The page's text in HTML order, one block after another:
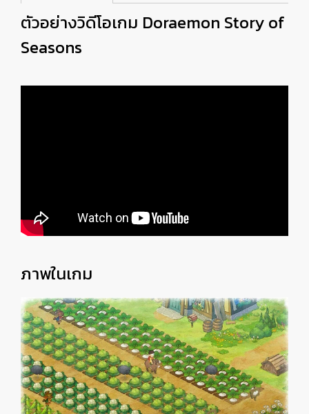
ตัวอย่างวิดีโอเกม Doraemon Story of
Seasons
ภาพในเกม